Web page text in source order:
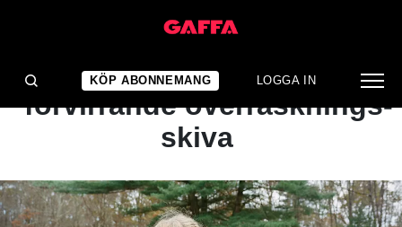
KÖP ABONNEMANG LOGGA IN
ALBUMRECENSION
Ännu en njutbar och
förvirrande överrasknings-
skiva